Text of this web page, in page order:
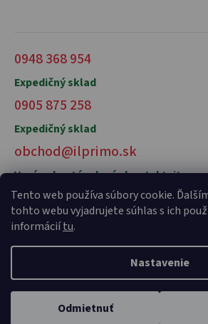
Tento web používa súbory cookie.
tohto webu vyjadrujete súhlas s ich
informáciítu.
Nastavenie
Odmietnuť
0948 368 954
Expedičný sklad
0905 875 258
Expedičný sklad
obchod@ilprimo.sk
V prípade otázok nás kontaktujte
Vytvoril Shoptet Premium a
Copyright 2026il primo talianske